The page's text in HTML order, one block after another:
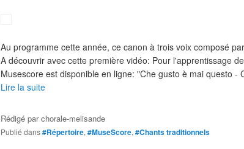
Au programme cette année, ce canon à trois voix composé
A découvrir avec cette première vidéo: Pour l'apprentissage
Musescore est disponible en ligne: "Che gusto è mai questo -
Lire la suite
Rédigé parchorale-melisande
Publié dans#Répertoire, #MuseScore, #Chants traditionnels